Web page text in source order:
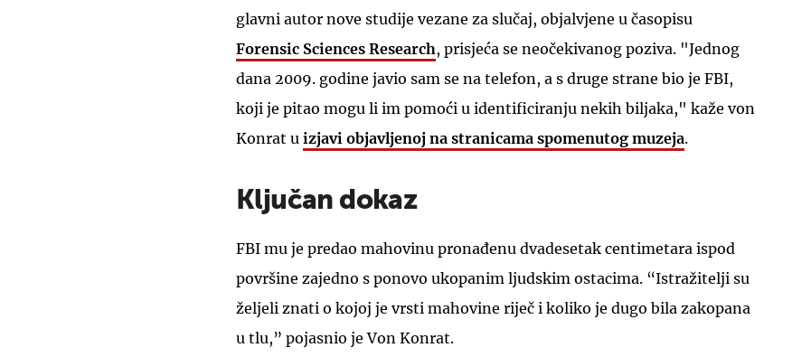
glavni autor nove studije vezane za slučaj, objalvjene u časopisu
Forensic Sciences Research, prisjeća se neočekivanog poziva. "Jednog
dana 2009. godine javio sam se na telefon, a s druge strane bio je FBI,
koji je pitao mogu li im pomoći u identificiranju nekih biljaka," kaže von
Konrat u izjavi objavljenoj na stranicama spomenutog muzeja.
Ključan dokaz
FBI mu je predao mahovinu pronađenu dvadesetak centimetara ispod
površine zajedno s ponovo ukopanim ljudskim ostacima. “Istražitelji su
željeli znati o kojoj je vrsti mahovine riječ i koliko je dugo bila zakopana
u tlu,” pojasnio je Von Konrat.